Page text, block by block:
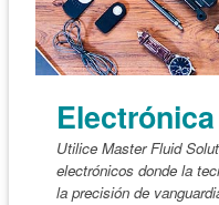
Electrónica
Utilice Master Fluid
electrónicos donde la
la precisión de